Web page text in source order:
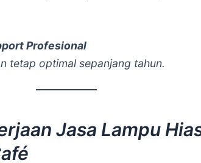
Profesional
tetap optimal sepanjang tahun.
Jasa Lampu